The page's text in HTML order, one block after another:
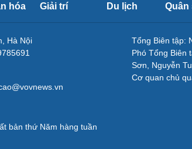
hóa Giải trí Du lịch Quân
Hà Nội
bản thứ Năm hàng tuần
Tổng Biên tập:
Phó Tổng Biên
Sơn, Nguyễn
Cơ quan chủ